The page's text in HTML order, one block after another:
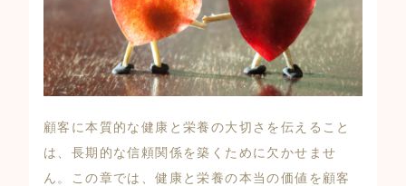
顧客に本質的な健康と栄養の大切さを伝えること
は、長期的な信頼関係を築くために欠かせませ
ん。この章では、健康と栄養の本当の価値を顧客